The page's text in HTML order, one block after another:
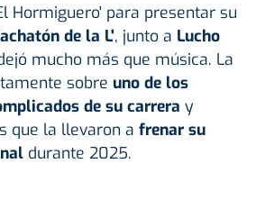
Hormiguero' para presentar su
de la L', junto a Lucho
mucho más que música. La
sobre uno de los
de su carrera y
que la llevaron a frenar su
durante 2025.